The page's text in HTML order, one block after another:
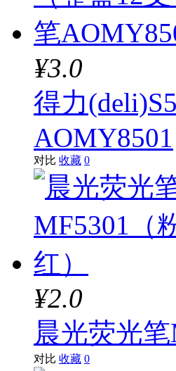
¥3.0
得力
AOMY8501
对比 收藏 0
¥2.0
晨光荧光
对比 收藏 0